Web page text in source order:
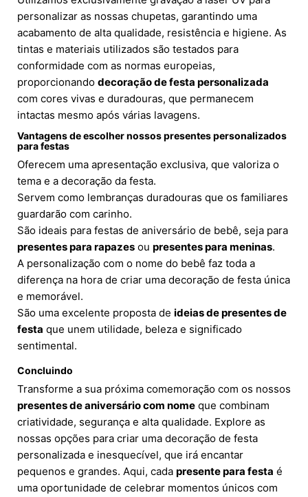
personalizar as nossas chupetas, garantindo uma
acabamento de alta qualidade, resistência e higiene. As
tintas e materiais utilizados são testados para
conformidade com as normas europeias,
proporcionando decoração de festa personalizada
com cores vivas e duradouras, que permanecem
intactas mesmo após várias lavagens.
Vantagens de escolher nossos presentes personalizados
para festas
Oferecem uma apresentação exclusiva, que valoriza o
tema e a decoração da festa.
Servem como lembranças duradouras que os familiares
guardarão com carinho.
São ideais para festas de aniversário de bebê, seja para
presentes para rapazes ou presentes para meninas.
A personalização com o nome do bebê faz toda a
diferença na hora de criar uma decoração de festa única
e memorável.
São uma excelente proposta de ideias de presentes de
festa que unem utilidade, beleza e significado
sentimental.
Concluindo
Transforme a sua próxima comemoração com os nossos
presentes de aniversário com nome que combinam
criatividade, segurança e alta qualidade. Explore as
nossas opções para criar uma decoração de festa
personalizada e inesquecível, que irá encantar
pequenos e grandes. Aqui, cada presente para festa é
uma oportunidade de celebrar momentos únicos com